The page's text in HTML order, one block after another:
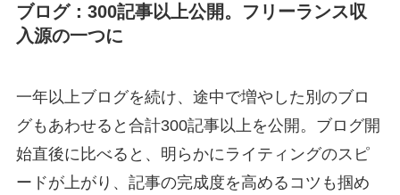
ブログ：300記事以上公開。フリーランス収
入源の一つに
一年以上ブログを続け、途中で増やした別のブロ
グもあわせると合計300記事以上を公開。ブログ開
始直後に比べると、明らかにライティングのスピ
ードが上がり、記事の完成度を高めるコツも掴め